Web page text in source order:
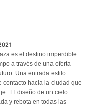
es el destino imperdible
a través de una oferta
Una entrada estilo
hacia la ciudad que
El diseño de un cielo
y rebota en todas las